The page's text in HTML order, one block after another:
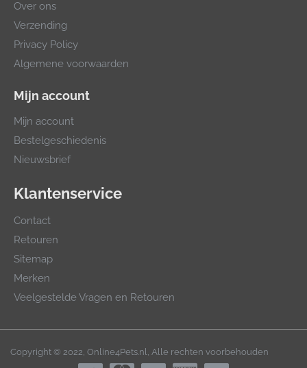
Over ons
Verzending
Privacy Policy
Algemene voorwaarden
Mijn account
Mijn account
Bestelgeschiedenis
Nieuwsbrief
Klantenservice
Contact
Retouren
Sitemap
Merken
Veelgestelde Vragen en Retouren
Copyright © 2022, Online4Pets.nl, Alle rechten voorbehouden